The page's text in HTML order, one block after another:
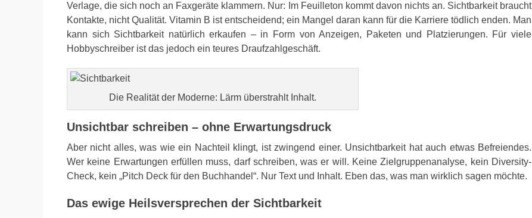
Verlage, die sich noch an Faxgeräte klammern. Nur: Im Feuilleton kommt davon nichts an. Sichtbarkeit braucht
Kontakte, nicht Qualität. Vitamin B ist entscheidend; ein Mangel daran kann für die Karriere tödlich enden. Man
kann sich Sichtbarkeit natürlich erkaufen – in Form von Anzeigen, Paketen und Platzierungen. Für viele
Hobbyschreiber ist das jedoch ein teures Draufzahlgeschäft.
Die Realität der Moderne: Lärm überstrahlt Inhalt.
Unsichtbar schreiben – ohne Erwartungsdruck
Aber nicht alles, was wie ein Nachteil klingt, ist zwingend einer. Unsichtbarkeit hat auch etwas Befreiendes.
Wer keine Erwartungen erfüllen muss, darf schreiben, was er will. Keine Zielgruppenanalyse, kein Diversity-
Check, kein „Pitch Deck für den Buchhandel“. Nur Text und Inhalt. Eben das, was man wirklich sagen möchte.
Das ewige Heilsversprechen der Sichtbarkeit